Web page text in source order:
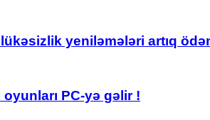
yeniləmələri artıq
PC-yə gəlir !